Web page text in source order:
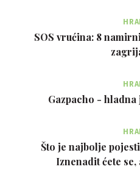
SOS vrućina: 8
Gazpacho - hladna
Što je najbolje
Iznenadit ćete